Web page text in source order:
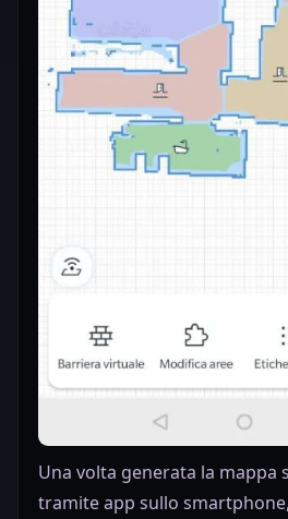
Una volta generata la mappa
tramite app sullo